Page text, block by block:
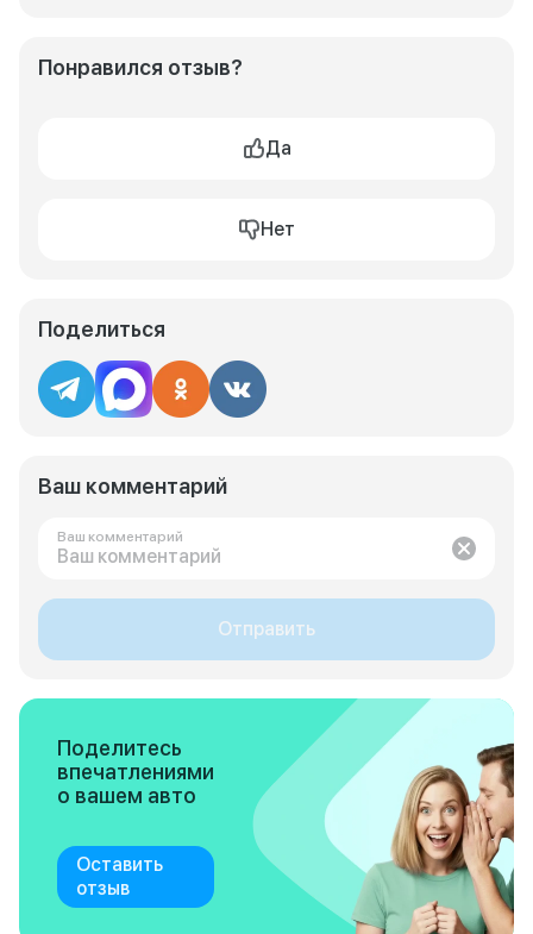
Понравился отзыв?
Да
Нет
Поделиться
Ваш комментарий
Ваш комментарий
Отправить
Поделитесь
впечатлениями
о вашем авто
Оставить
отзыв